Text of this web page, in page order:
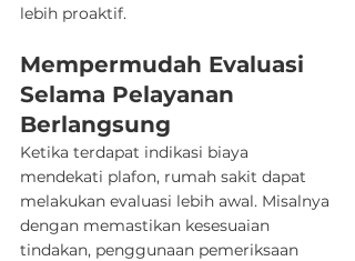
lebih proaktif.
Mempermudah Evaluasi
Selama Pelayanan
Berlangsung
Ketika terdapat indikasi biaya
mendekati plafon, rumah sakit dapat
melakukan evaluasi lebih awal. Misalnya
dengan memastikan kesesuaian
tindakan, penggunaan pemeriksaan